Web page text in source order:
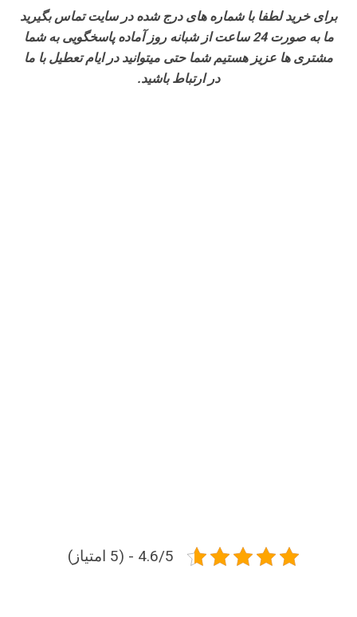
برای خرید لطفا با شماره های درج شده در سایت تماس بگیرید
ما به صورت 24 ساعت از شبانه روز آماده پاسخگویی به شما
مشتری ها عزیز هستیم شما حتی میتوانید در ایام تعطیل با ما
در ارتباط باشید.
4.6/5 - (5 امتیاز)